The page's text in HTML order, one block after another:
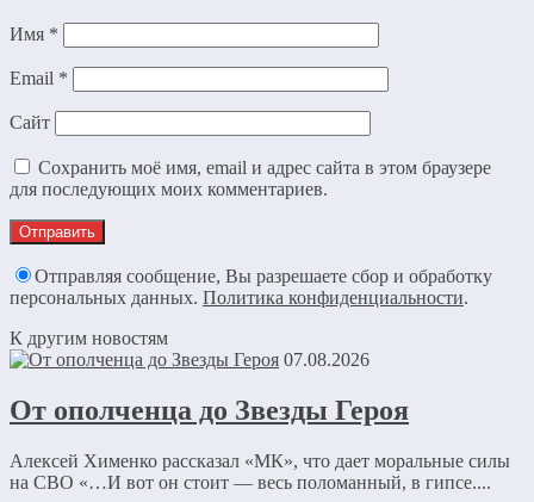
Имя *
Email *
Сайт
Сохранить моё имя, email и адрес сайта в этом браузере
для последующих моих комментариев.
Отправляя сообщение, Вы разрешаете сбор и обработку
персональных данных. Политика конфиденциальности.
К другим новостям
07.08.2026
От ополченца до Звезды Героя
Алексей Хименко рассказал «МК», что дает моральные силы
на СВО «…И вот он стоит — весь поломанный, в гипсе....